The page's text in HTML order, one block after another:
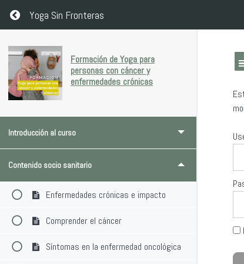
Return to course: Formación de Yoga para personas
Yoga Sin Fronteras
Formación de Yoga para
personas con cáncer y
enfermedades crónicas
Introducción al curso
Contenido socio sanitario
Enfermedades crónicas e impacto
Comprender el cáncer
Síntomas en la enfermedad oncológica